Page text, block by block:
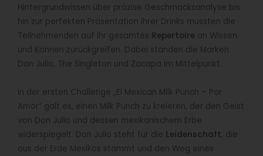
Hintergrundwissen über präzise Geschmacksanalyse bis
hin zur perfekten Präsentation ihrer Drinks mussten die
Teilnehmenden auf ihr gesamtes Repertoire an Wissen
und Können zurückgreifen. Dabei standen die Marken
Don Julio, The Singleton und Zacapa im Mittelpunkt.
In der ersten Challenge „El Mexican Milk Punch – Por
Amor“ galt es, einen Milk Punch zu kreieren, der den Geist
von Don Julio und dessen mexikanischem Erbe
widerspiegelt. Don Julio steht für die Leidenschaft, die
aus der Erde Mexikos stammt und den Weg eines